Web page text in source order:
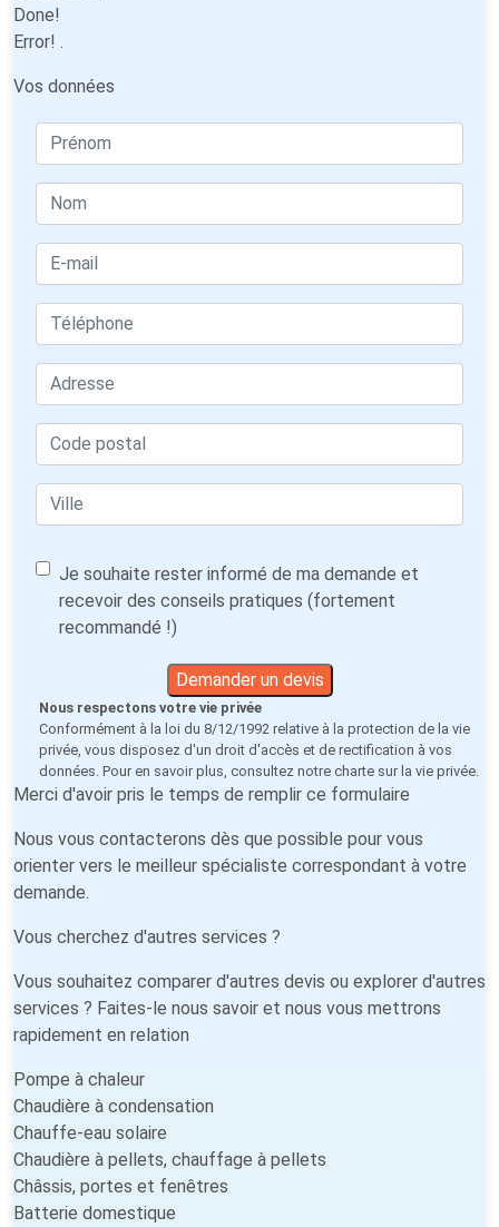
Done!
Error! .
Vos données
Je souhaite rester informé de ma demande et
recevoir des conseils pratiques (fortement
recommandé !)
Demander un devis
Nous respectons votre vie privée
Conformément à la loi du 8/12/1992 relative à la protection de la vie
privée, vous disposez d'un droit d'accès et de rectification à vos
données. Pour en savoir plus, consultez notre charte sur la vie privée
Merci d'avoir pris le temps de remplir ce formulaire
Nous vous contacterons dès que possible pour vous
orienter vers le meilleur spécialiste correspondant à votre
demande.
Vous cherchez d'autres services ?
Vous souhaitez comparer d'autres devis ou explorer d'autres
services ? Faites-le nous savoir et nous vous mettrons
rapidement en relation
Pompe à chaleur
Chaudière à condensation
Chauffe-eau solaire
Chaudière à pellets, chauffage à pellets
Châssis, portes et fenêtres
Batterie domestique